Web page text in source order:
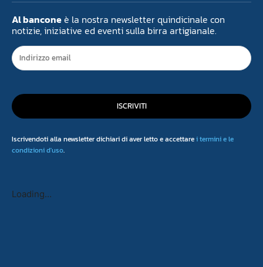
Al banconeè la nostra newsletter quindicinale con
notizie, iniziative ed eventi sulla birra artigianale.
ISCRIVITI
Iscrivendoti alla newsletter dichiari di aver letto e accettarei termini e le
condizioni d'uso.
Loading...